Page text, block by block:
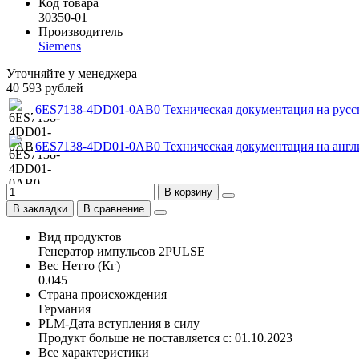
30350-01
Производитель
Siemens
Уточняйте у менеджера
40 593 рублей
6ES7138-4DD01-0AB0 Техническая документация на
6ES7138-4DD01-0AB0 Техническая документация на
В корзину
В закладки
В сравнение
Вид продуктов
Генератор импульсов 2PULSE
Вес Нетто (Кг)
0.045
Страна происхождения
Германия
PLM-Дата вступления в силу
Продукт больше не поставляется с: 01.10.2023
Все характеристики